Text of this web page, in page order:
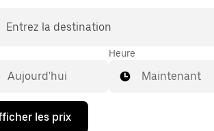
Entrez la destination
Heure
Maintenant
les prix